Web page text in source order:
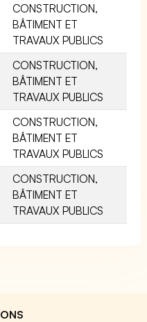
CONSTRUCTION,
BÂTIMENT ET
TRAVAUX PUBLICS
CONSTRUCTION,
BÂTIMENT ET
TRAVAUX PUBLICS
CONSTRUCTION,
BÂTIMENT ET
TRAVAUX PUBLICS
CONSTRUCTION,
BÂTIMENT ET
TRAVAUX PUBLICS